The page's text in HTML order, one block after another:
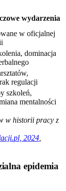
wydarzenia
w oficjalnej
dominacja
regulacji
szkoleń,
mentalności
w historii pracy z
2024
epidemia